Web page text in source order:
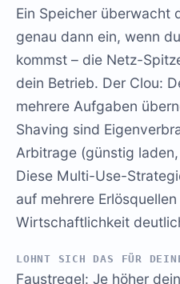
Ein Speicher überwacht
genau dann ein, wenn
kommst – die Netz-
dein Betrieb. Der Clou:
mehrere Aufgaben
Shaving sind
Arbitrage (günstig
Diese Multi-Use-
auf mehrere
Wirtschaftlichkeit
LOHNT SICH DAS FÜR
Faustregel: Je höher